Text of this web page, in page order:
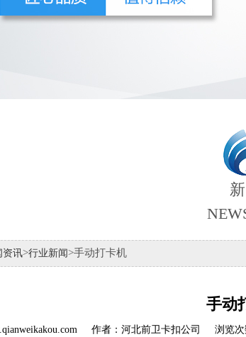
资讯>行业新闻>手动打卡机
手动
作者：河北前卫卡扣公司 浏览次